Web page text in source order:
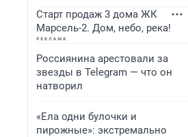
Старт продаж 3 дома ЖК
Марсель-2. Дом, небо, река!
Россиянина арестовали за
звезды в Telegram — что он
натворил
«Ела одни булочки и
пирожные»: экстремально